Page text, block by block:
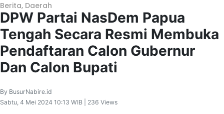
Berita, Daerah
DPW Partai NasDem Papua
Tengah Secara Resmi Membuka
Pendaftaran Calon Gubernur
Dan Calon Bupati
By BusurNabire.id
Sabtu, 4 Mei 2024 10:13 WIB | 236 Views